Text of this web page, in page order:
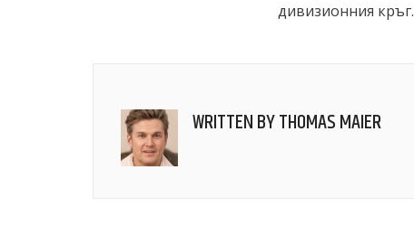
дивизионния кръг.
WRITTEN BYTHOMAS MAIER